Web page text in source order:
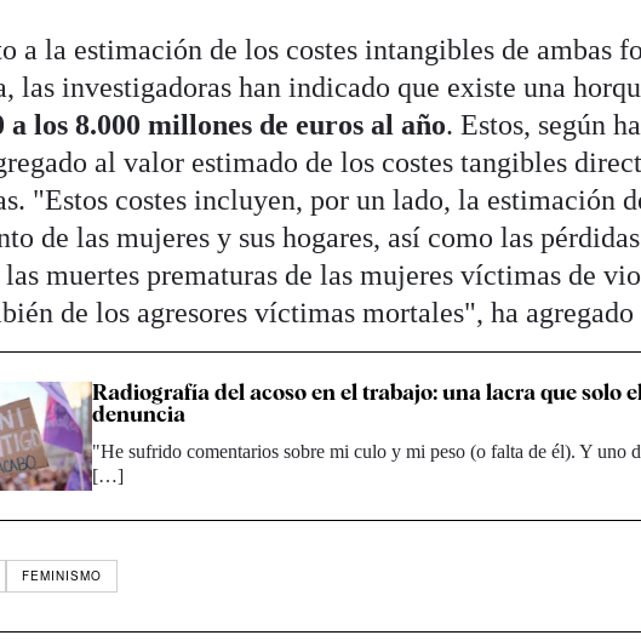
a la estimación de los costes intangibles de ambas
las investigadoras han indicado que existe una
a los 8.000 millones de euros al año. Estos, según
al valor estimado de los costes tangibles
"Estos costes incluyen, por un lado, la estimación
de las mujeres y sus hogares, así como las
muertes prematuras de las mujeres víctimas de
de los agresores víctimas mortales", ha
Radiografía del acoso en el trabajo: una lacra que solo
denuncia
"He sufrido comentarios sobre mi culo y mi peso (o falta de él). Y uno
[…]
FEMINISMO